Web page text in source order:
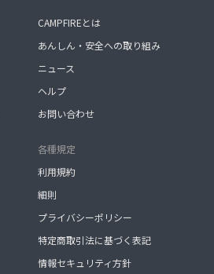
CAMPFIREとは
あんしん・安全への取り組み
ニュース
ヘルプ
お問い合わせ
各種規定
利用規約
細則
プライバシーポリシー
特定商取引法に基づく表記
情報セキュリティ方針